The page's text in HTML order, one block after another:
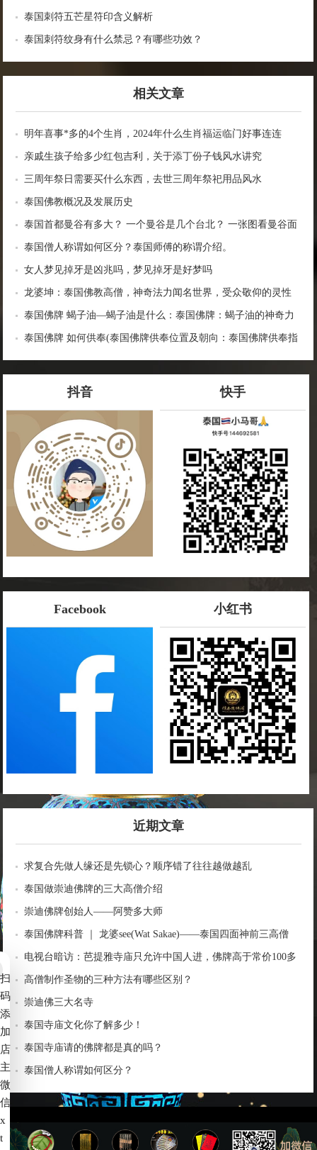
泰国刺符五芒星符印含义解析
泰国刺符纹身有什么禁忌？有哪些功效？
相关文章
明年喜事*多的4个生肖，2024年什么生肖福运临门好事连连
亲戚生孩子给多少红包吉利，关于添丁份子钱风水讲究
三周年祭日需要买什么东西，去世三周年祭祀用品风水
泰国佛教概况及发展历史
泰国首都曼谷有多大？ 一个曼谷是几个台北？ 一张图看曼谷面
积与各大城市比较
泰国僧人称谓如何区分？泰国师傅的称谓介绍。
女人梦见掉牙是凶兆吗，梦见掉牙是好梦吗
龙婆坤：泰国佛教高僧，神奇法力闻名世界，受众敬仰的灵性
导师
泰国佛牌 蝎子油—蝎子油是什么：泰国佛牌：蝎子油的神奇力
量
泰国佛牌 如何供奉(泰国佛牌供奉位置及朝向：泰国佛牌供奉指
南)
抖音 快手
Facebook 小红书
近期文章
求复合先做人缘还是先锁心？顺序错了往往越做越乱
泰国做崇迪佛牌的三大高僧介绍
崇迪佛牌创始人——阿赞多大师
泰国佛牌科普 ｜ 龙婆see(Wat Sakae)——泰国四面神前三高僧
电视台暗访：芭提雅寺庙只允许中国人进，佛牌高于常价100多
倍！
高僧制作圣物的三种方法有哪些区别？
崇迪佛三大名寺
泰国寺庙文化你了解多少！
泰国寺庙请的佛牌都是真的吗？
泰国僧人称谓如何区分？
扫
码
添
加
店
主
微
信
x
t